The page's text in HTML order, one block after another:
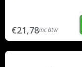
€21,78inc btw